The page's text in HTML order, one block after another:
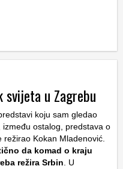
svijeta u Zagrebu
koju sam gledao
između ostalog, predstava o
režirao Kokan Mladenović.
da komad o kraju
režira Srbin . U